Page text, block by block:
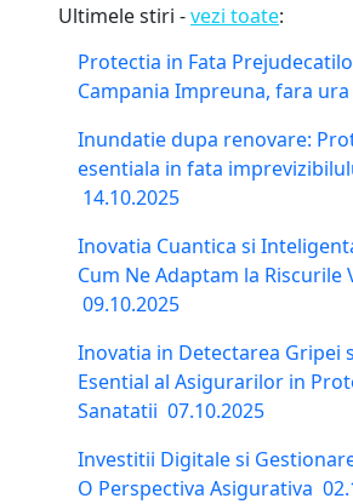
Ultimele stiri -vezi toate:
Protectia in Fata
Campania Impreuna, fara ura
Inundatie dupa renovare:
esentiala in fata
14.10.2025
Inovatia Cuantica si
Cum Ne Adaptam la Riscurile
09.10.2025
Inovatia in Detectarea Gripei
Esential al Asigurarilor in
Sanatatii 07.10.2025
Investitii Digitale si
O Perspectiva Asigurativa